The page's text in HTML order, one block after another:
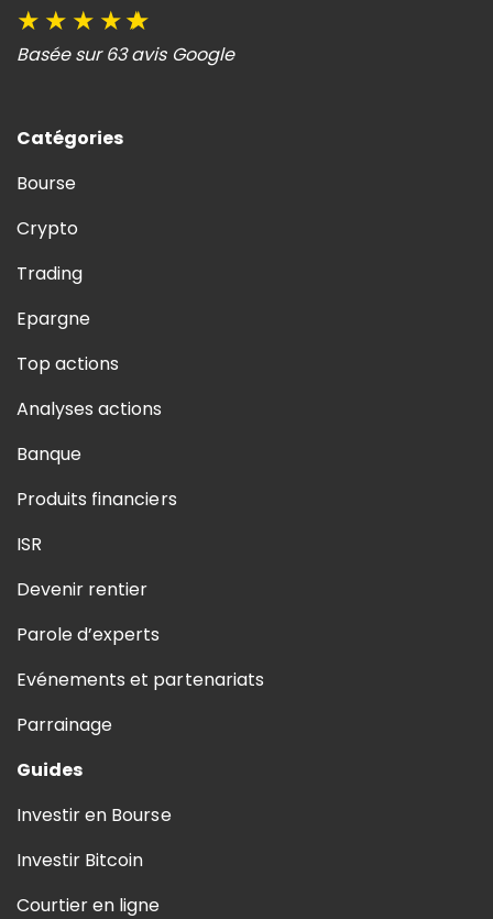
★ ★ ★ ★★
Basée sur 63 avis Google
Catégories
Bourse
Crypto
Trading
Epargne
Top actions
Analyses actions
Banque
Produits financiers
ISR
Devenir rentier
Parole d’experts
Evénements et partenariats
Parrainage
Guides
Investir en Bourse
Investir Bitcoin
Courtier en ligne